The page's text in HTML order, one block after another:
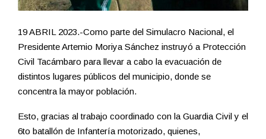
19 ABRIL 2023.-Como parte del Simulacro Nacional, el
Presidente Artemio Moriya Sánchez instruyó a Protección
Civil Tacámbaro para llevar a cabo la evacuación de
distintos lugares públicos del municipio, donde se
concentra la mayor población.
Esto, gracias al trabajo coordinado con la Guardia Civil y el
6to batallón de Infantería motorizado, quienes,